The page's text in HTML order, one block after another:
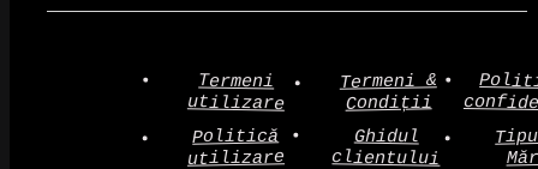
Termeni
utilizare
Termeni &
Condiții
Politică
utilizare
Ghidul
clientului